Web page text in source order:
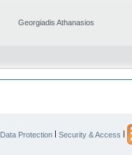
Georgiadis Athanasios
Data Protection | Security & Access |